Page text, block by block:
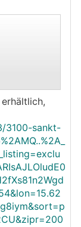
auch.
Mai.
3100-sankt-